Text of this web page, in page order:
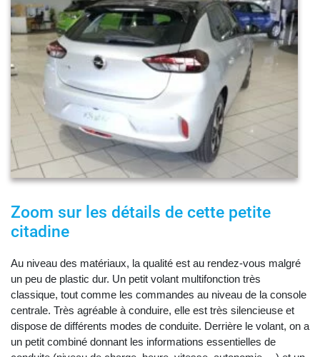
Zoom sur les détails de cette petite
citadine
Au niveau des matériaux, la qualité est au rendez-vous malgré
un peu de plastic dur. Un petit volant multifonction très
classique, tout comme les commandes au niveau de la console
centrale. Très agréable à conduire, elle est très silencieuse et
dispose de différents modes de conduite. Derrière le volant, on a
un petit combiné donnant les informations essentielles de